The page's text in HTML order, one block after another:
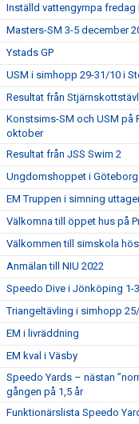
Inställd vattengympa fredag
Masters-SM 3-5 december
Ystads GP
USM i simhopp 29-31/10 i
Resultat från
Konstsims-SM och USM på
oktober
Resultat från JSS Swim 2
Ungdomshoppet i Göteborg
EM Truppen i simning
Välkomna till öppet hus på
Välkommen till simskola
Anmälan till NIU 2022
Speedo Dive i Jönköping 1-
Triangeltävling i simhopp
EM i livräddning
EM kval i Väsby
Speedo Yards – nästan
gången på 1,5 år
Funktionärslista Speedo